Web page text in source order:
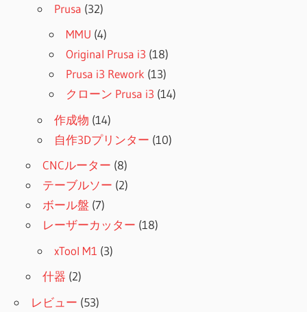
Prusa (32)
MMU (4)
Original Prusa i3 (18)
Prusa i3 Rework (13)
クローン Prusa i3 (14)
作成物 (14)
自作3Dプリンター (10)
CNCルーター (8)
テーブルソー (2)
ボール盤 (7)
レーザーカッター (18)
xTool M1 (3)
什器 (2)
レビュー (53)